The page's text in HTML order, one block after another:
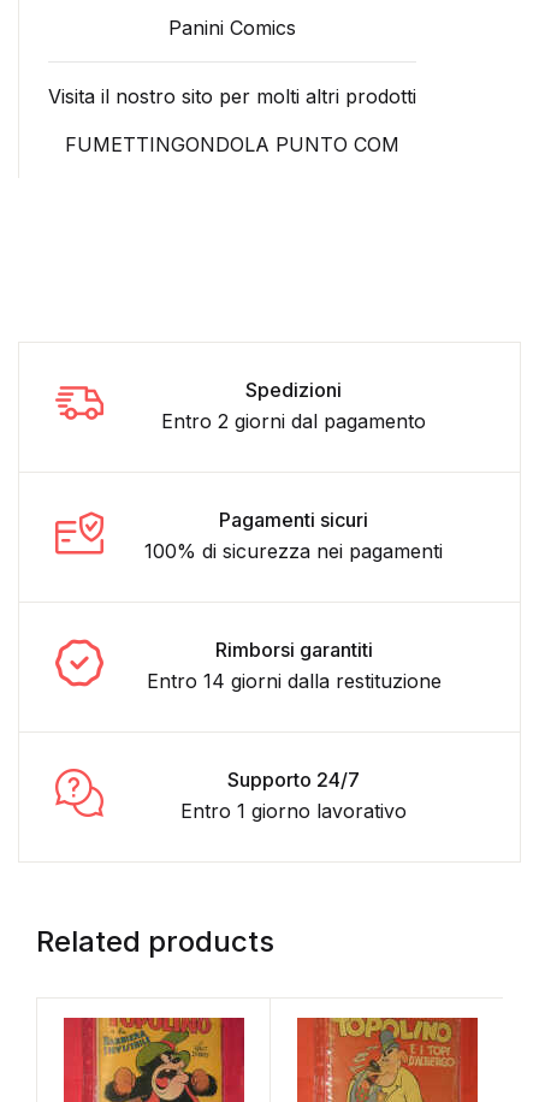
Panini Comics
Visita il nostro sito per molti altri prodotti
FUMETTINGONDOLA PUNTO COM
Spedizioni
Entro 2 giorni dal pagamento
Pagamenti sicuri
100% di sicurezza nei pagamenti
Rimborsi garantiti
Entro 14 giorni dalla restituzione
Supporto 24/7
Entro 1 giorno lavorativo
Related products